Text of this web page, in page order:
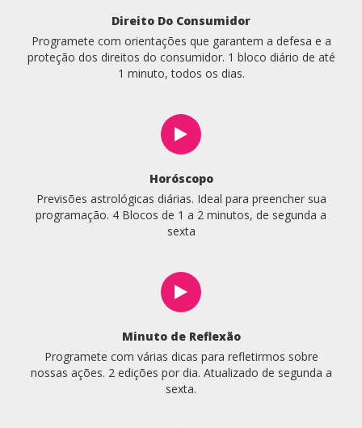
Direito Do Consumidor
Programete com orientações que garantem a defesa e a
proteção dos direitos do consumidor. 1 bloco diário de até
1 minuto, todos os dias.
Horóscopo
Previsões astrológicas diárias. Ideal para preencher sua
programação. 4 Blocos de 1 a 2 minutos, de segunda a
sexta
Minuto de Reflexão
Programete com várias dicas para refletirmos sobre
nossas ações. 2 edições por dia. Atualizado de segunda a
sexta.